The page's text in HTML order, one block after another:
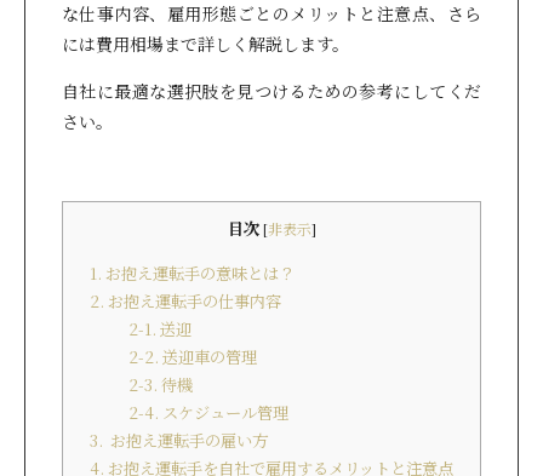
な仕事内容、雇用形態ごとのメリットと注意点、さら
には費用相場まで詳しく解説します。
自社に最適な選択肢を見つけるための参考にしてくだ
さい。
目次 [非表示]
1. お抱え運転手の意味とは？
2. お抱え運転手の仕事内容
2-1. 送迎
2-2. 送迎車の管理
2-3. 待機
2-4. スケジュール管理
3. お抱え運転手の雇い方
4. お抱え運転手を自社で雇用するメリットと注意点